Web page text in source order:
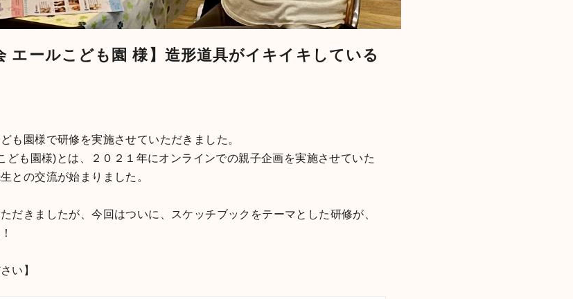
エールこども園 様】造形道具がイキイキしている
も園様で研修を実施させていただきました。
ども園様)とは、２０２１年にオンラインでの親子企画を実施させていた
との交流が始まりました。
だきましたが、今回はついに、スケッチブックをテーマとした研修が、
い】